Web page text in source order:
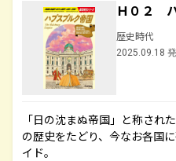
Ｈ０２
歴史時代
2025.09.18
「日の沈まぬ帝国」と称され
の歴史をたどり、今なお各国
イド。